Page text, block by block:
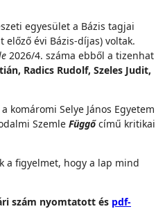
egyesület a Bázis tagjai
évi Bázis-díjas) voltak.
2026/4. száma ebből a tizenhat
Radics Rudolf, Szeles Judit,
komáromi Selye János Egyetem
Szemle Függőcímű kritikai
a figyelmet, hogy a lap mind
szám nyomtatott és pdf-